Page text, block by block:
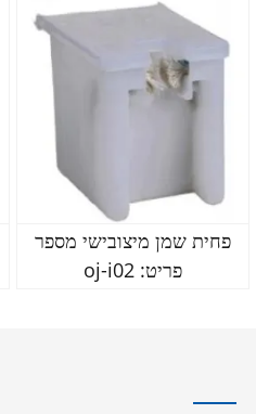
פחית שמן מיצובישי מספר
פריט: oj-i02